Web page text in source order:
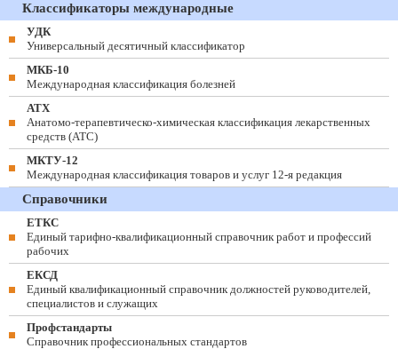
Классификаторы международные
УДК
Универсальный десятичный классификатор
МКБ-10
Международная классификация болезней
АТХ
Анатомо-терапевтическо-химическая классификация лекарственных
средств (ATC)
МКТУ-12
Международная классификация товаров и услуг 12-я редакция
Справочники
ЕТКС
Единый тарифно-квалификационный справочник работ и профессий
рабочих
ЕКСД
Единый квалификационный справочник должностей руководителей,
специалистов и служащих
Профстандарты
Справочник профессиональных стандартов